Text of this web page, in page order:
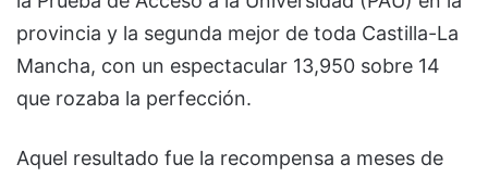
provincia y la segunda mejor de toda Castilla-La
Mancha, con un espectacular 13,950 sobre 14
que rozaba la perfección.
Aquel resultado fue la recompensa a meses de